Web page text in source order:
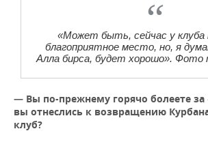
«Может быть, сейчас у клуба
благоприятное место, но, я
Алла бирса, будет хорошо». Фото
— Вы по-прежнему горячо болеете
вы отнеслись к возвращению
клуб?